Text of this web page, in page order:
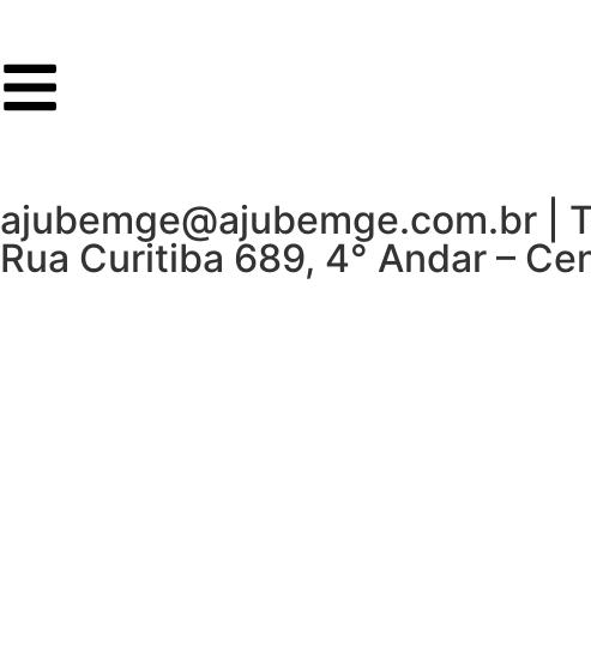
ajubemge@ajubemge.com.br |
Rua Curitiba 689, 4° Andar –